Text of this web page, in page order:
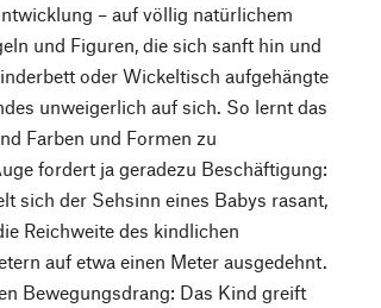
– auf völlig natürlichem
und Figuren, die sich sanft hin und
oder Wickeltisch aufgehängte
unweigerlich auf sich. So lernt das
Farben und Formen zu
fordert ja geradezu Beschäftigung:
sich der Sehsinn eines Babys rasant,
Reichweite des kindlichen
auf etwa einen Meter ausgedehnt.
Bewegungsdrang: Das Kind greift